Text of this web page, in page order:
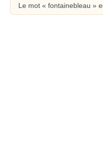
Le mot « fontainebleau »